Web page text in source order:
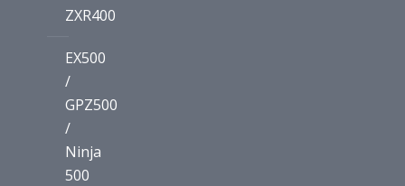
ZXR400
EX500
/
GPZ500
/
Ninja
500